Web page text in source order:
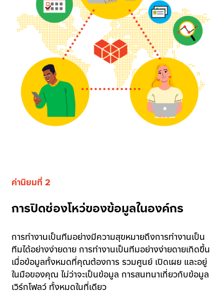
ค่านิยมที่ 2
การปิดช่องโหว่ของข้อมูลในองค์กร
การทำงานเป็นทีมอย่างมีความสุขหมายถึงการทำงานเป็น
ทีมได้อย่างง่ายดาย การทำงานเป็นทีมอย่างง่ายดายเกิดขึ้น
เมื่อข้อมูลทั้งหมดที่คุณต้องการ รวมศูนย์ เปิดเผย และอยู่
ในมือของคุณ ไม่ว่าจะเป็นข้อมูล การสนทนาเกี่ยวกับข้อมูล
เวิร์กโฟลว์ ทั้งหมดในที่เดียว